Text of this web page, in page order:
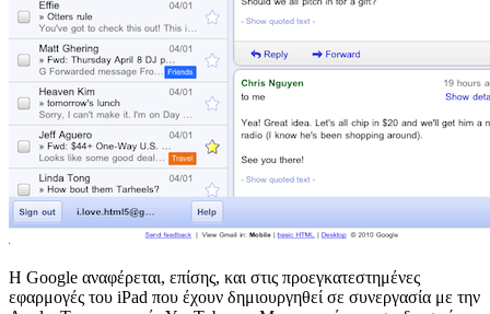
H Google αναφέρεται, επίσης, και στις προεγκατεστημένες
εφαρμογές του iPad που έχουν δημιουργηθεί σε συνεργασία με την